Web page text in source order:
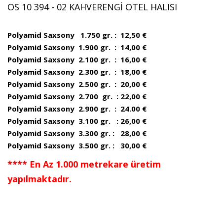
OS 10 394 - 02 KAHVERENGI OTEL HALISI
Polyamid Saxsony 1.750 gr. : 12,50 €
Polyamid Saxsony 1.900 gr. : 14,00 €
Polyamid Saxsony 2.100 gr. : 16,00 €
Polyamid Saxsony 2.300 gr. : 18,00 €
Polyamid Saxsony 2.500 gr. : 20,00 €
Polyamid Saxsony 2.700 gr. : 22,00 €
Polyamid Saxsony 2.900 gr. : 24.00 €
Polyamid Saxsony 3.100 gr. : 26,00 €
Polyamid Saxsony 3.300 gr. : 28,00 €
Polyamid Saxsony 3.500 gr. : 30,00 €
**** En Az 1.000 metrekare üretim
yapılmaktadır.